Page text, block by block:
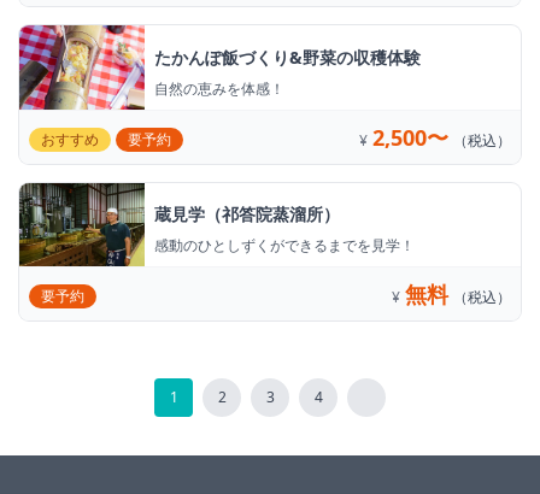
たかんぽ飯づくり&野菜の収穫体験
自然の恵みを体感！
おすすめ 要予約 ¥ 2,500〜 （税込）
蔵見学（祁答院蒸溜所）
感動のひとしずくができるまでを見学！
要予約 ¥ 無料 （税込）
1 2 3 4